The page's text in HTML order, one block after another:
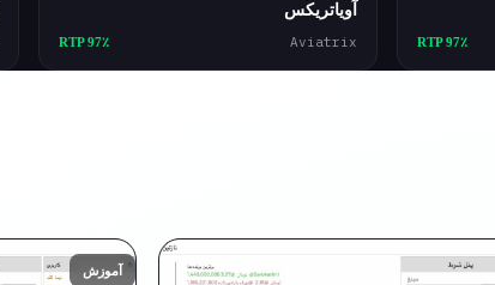
RTP 97٪
آویاتریکس
Aviatrix RTP 97٪
آموزش